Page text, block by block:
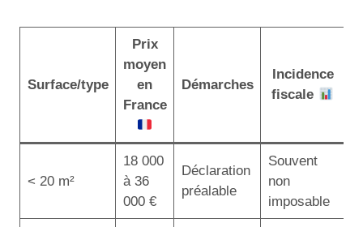
Surface/type
Prix
moyen
en
France
Démarches
Incidence
fiscale
< 20 m²
18 000
à 36
000 €
Déclaration
préalable
Souvent
non
imposable